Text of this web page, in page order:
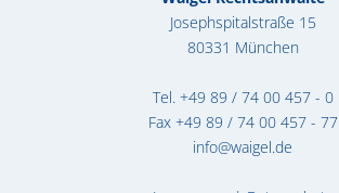
Josephspitalstraße 15
80331 München
Tel. +49 89 / 74 00 457 - 0
Fax +49 89 / 74 00 457 - 77
info@waigel.de